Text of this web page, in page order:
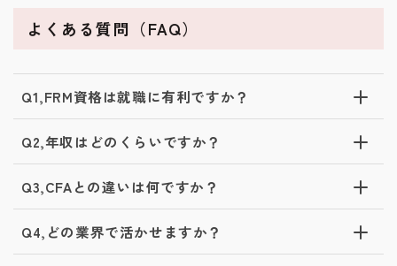
よくある質問（FAQ）
Q1,FRM資格は就職に有利ですか？
Q2,年収はどのくらいですか？
Q3,CFAとの違いは何ですか？
Q4,どの業界で活かせますか？